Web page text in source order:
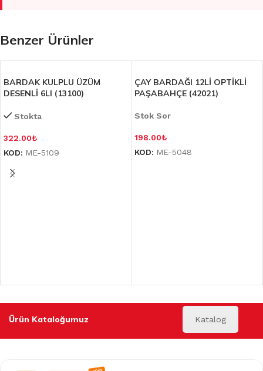
Benzer Ürünler
BARDAK KULPLU ÜZÜM
DESENLİ 6LI (13100)
Stokta
322.00₺
KOD: ME-5109
ÇAY BARDAĞI 12Lİ OPTİKLİ
PAŞABAHÇE (42021)
Stok Sor
198.00₺
KOD: ME-5048
Ürün Kataloğumuz Katalog